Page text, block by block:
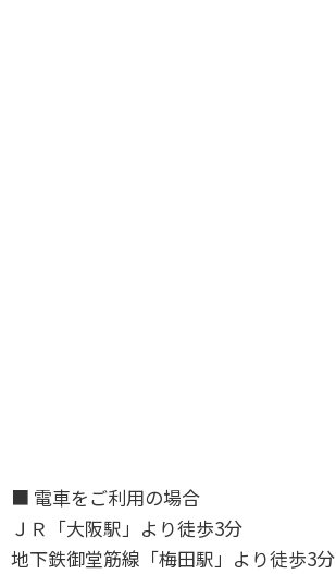
■ 電車をご利用の場合
ＪＲ「大阪駅」より徒歩3分
地下鉄御堂筋線「梅田駅」より徒歩3分